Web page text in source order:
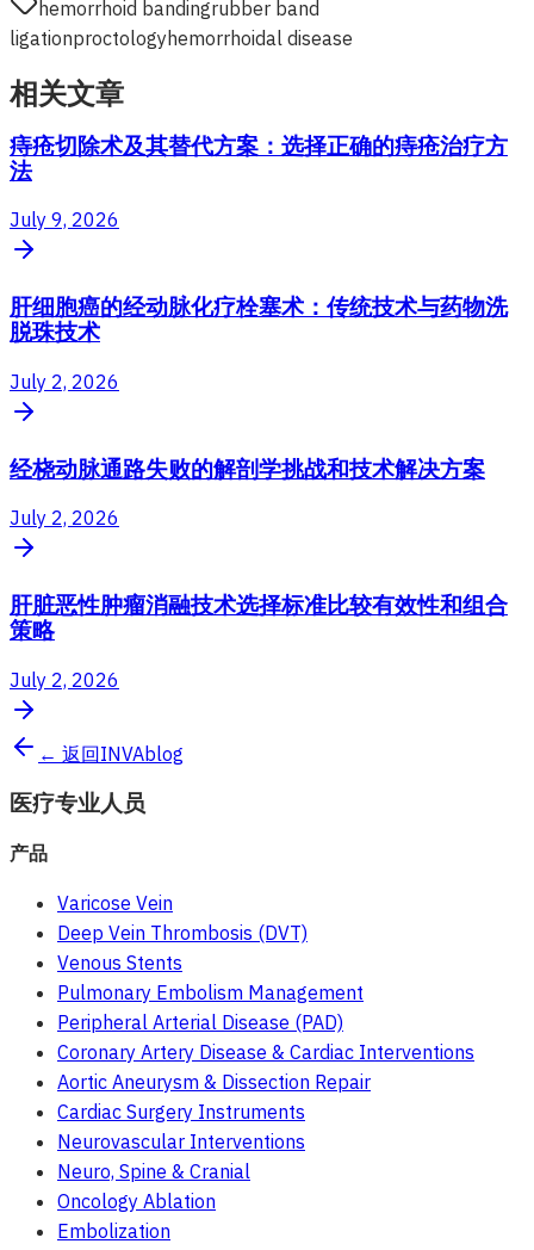
hemorrhoid bandingrubber band
ligationproctologyhemorrhoidal disease
相关文章
痔疮切除术及其替代方案：选择正确的痔疮治疗方
法
July 9, 2026
肝细胞癌的经动脉化疗栓塞术：传统技术与药物洗
脱珠技术
July 2, 2026
经桡动脉通路失败的解剖学挑战和技术解决方案
July 2, 2026
肝脏恶性肿瘤消融技术选择标准比较有效性和组合
策略
July 2, 2026
← 返回INVAblog
医疗专业人员
产品
Varicose Vein
Deep Vein Thrombosis (DVT)
Venous Stents
Pulmonary Embolism Management
Peripheral Arterial Disease (PAD)
Coronary Artery Disease & Cardiac Interventions
Aortic Aneurysm & Dissection Repair
Cardiac Surgery Instruments
Neurovascular Interventions
Neuro, Spine & Cranial
Oncology Ablation
Embolization